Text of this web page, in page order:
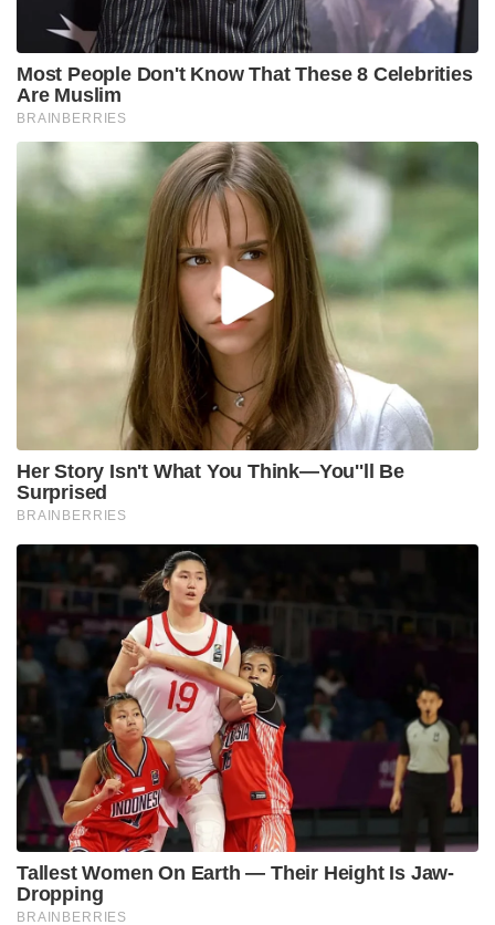
Tags: muslim hindu yogi adityanath